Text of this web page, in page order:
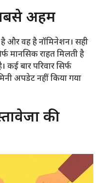
अहम
और वह है नॉमिनेशन। सही
मानसिक राहत मिलती है
बार परिवार सिर्फ
अपडेट नहीं किया गया
की